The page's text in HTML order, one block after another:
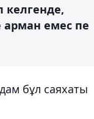
келгенде,
арман емес пе
бұл саяхаты